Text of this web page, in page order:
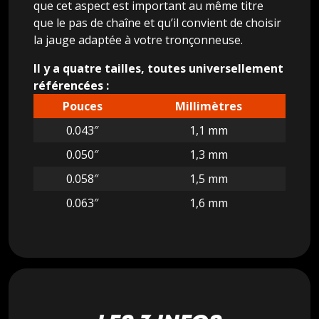
que cet aspect est important au même titre
que le pas de chaîne et qu’il convient de choisir
la jauge adaptée à votre tronçonneuse.
Il y a quatre tailles, toutes universellement
référencées :
Pouces
Millimètres
0.043″
1,1 mm
0.050″
1,3 mm
0.058″
1,5 mm
0.063″
1,6 mm